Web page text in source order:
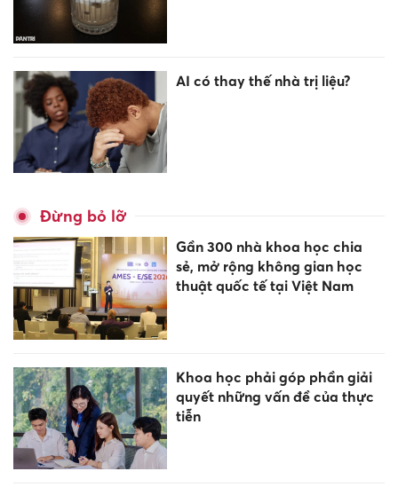
AI có thay thế nhà trị liệu?
Đừng bỏ lỡ
Gần 300 nhà khoa học chia
sẻ, mở rộng không gian học
thuật quốc tế tại Việt Nam
Khoa học phải góp phần giải
quyết những vấn đề của thực
tiễn